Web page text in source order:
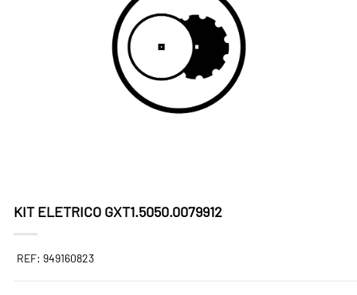
KIT ELETRICO GXT1.5050.0079912
REF: 949160823